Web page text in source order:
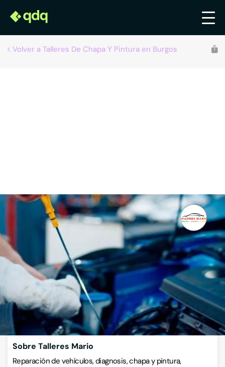
Volver a Talleres De Chapa Y Pintura en Burgos
Recomendado por qdq
Talleres Mario
Talleres de chapa y pintura
Calle San Pedro de Cardeña 92, 09002, Burgos, Burgos
VISITAR WEB CÓMO LLEGAR ESCRÍBENOS
Llamar ahora
Sobre Talleres Mario
Reparación de vehículos, diagnosis, chapa y pintura,